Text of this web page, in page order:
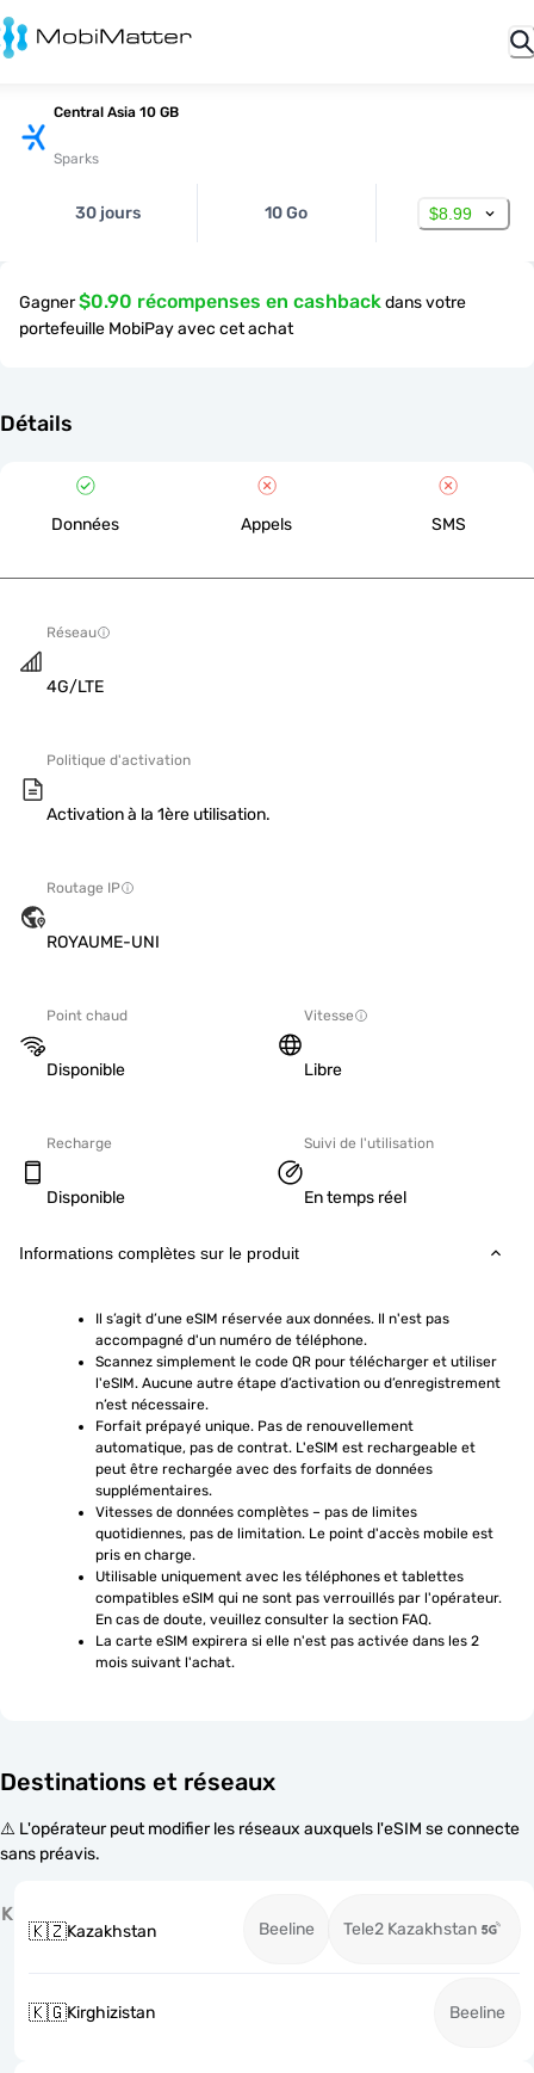
Central Asia 10 GB
Sparks
30 jours 10 Go $8.99
Gagner$0.90 récompenses en cashbackdans votre
portefeuille MobiPay avec cet achat
Détails
Données Appels SMS
Réseau
4G/LTE
Politique d'activation
Activation à la 1ère utilisation.
Routage IP
ROYAUME-UNI
Point chaud
Disponible
Vitesse
Libre
Recharge
Disponible
Suivi de l'utilisation
En temps réel
Informations complètes sur le produit
Il s’agit d’une eSIM réservée aux données. Il n'est pas
accompagné d'un numéro de téléphone.
Scannez simplement le code QR pour télécharger et utiliser
l'eSIM. Aucune autre étape d’activation ou d’enregistrement
n’est nécessaire.
Forfait prépayé unique. Pas de renouvellement
automatique, pas de contrat. L'eSIM est rechargeable et
peut être rechargée avec des forfaits de données
supplémentaires.
Vitesses de données complètes – pas de limites
quotidiennes, pas de limitation. Le point d'accès mobile est
pris en charge.
Utilisable uniquement avec les téléphones et tablettes
compatibles eSIM qui ne sont pas verrouillés par l'opérateur.
En cas de doute, veuillez consulter la section FAQ.
La carte eSIM expirera si elle n'est pas activée dans les 2
mois suivant l'achat.
Destinations et réseaux
⚠️ L'opérateur peut modifier les réseaux auxquels l'eSIM se connecte
sans préavis.
K
🇰🇿Kazakhstan Beeline Tele2 Kazakhstan
🇰🇬Kirghizistan Beeline